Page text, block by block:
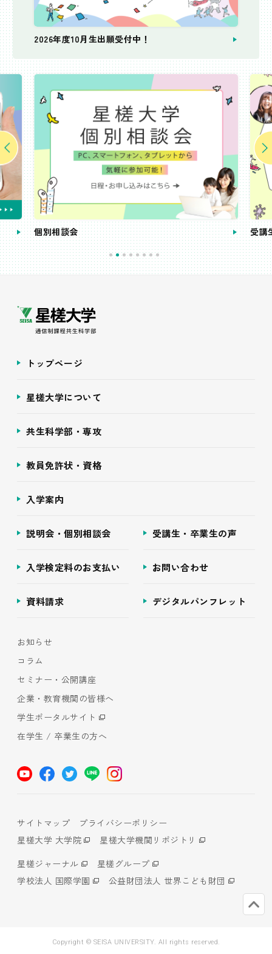
2026年度10月生出願受付中！
個別相談会 受講
トップページ
星槎大学について
共生科学部・専攻
教員免許状・資格
入学案内
説明会・個別相談会 受講生・卒業生の声
入学検定料のお支払い お問い合わせ
資料請求 デジタルパンフレット
お知らせ
コラム
セミナー・公開講座
企業・教育機関の皆様へ
学生ポータルサイト
在学生 / 卒業生の方へ
サイトマップ
プライバシーポリシー
星槎大学 大学院
星槎大学機関リポジトリ
星槎ジャーナル
星槎グループ
学校法人 国際学園
公益財団法人 世界こども財団
Copyright © SEISA UNIVERSITY. All rights reserved.